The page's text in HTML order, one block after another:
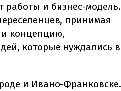
и бизнес-модель.
принимая
концепцию,
которые нуждались в
и Ивано-Франковске.